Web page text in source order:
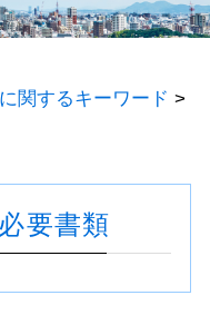
関するキーワード >
要書類